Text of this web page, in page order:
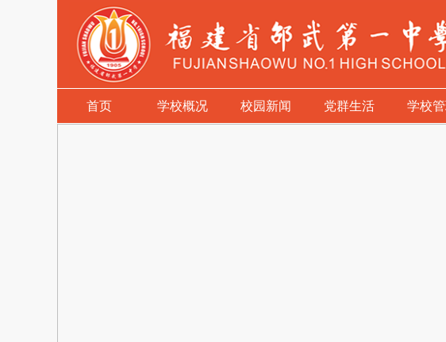
首页 学校概况 校园新闻 党群生活 学校